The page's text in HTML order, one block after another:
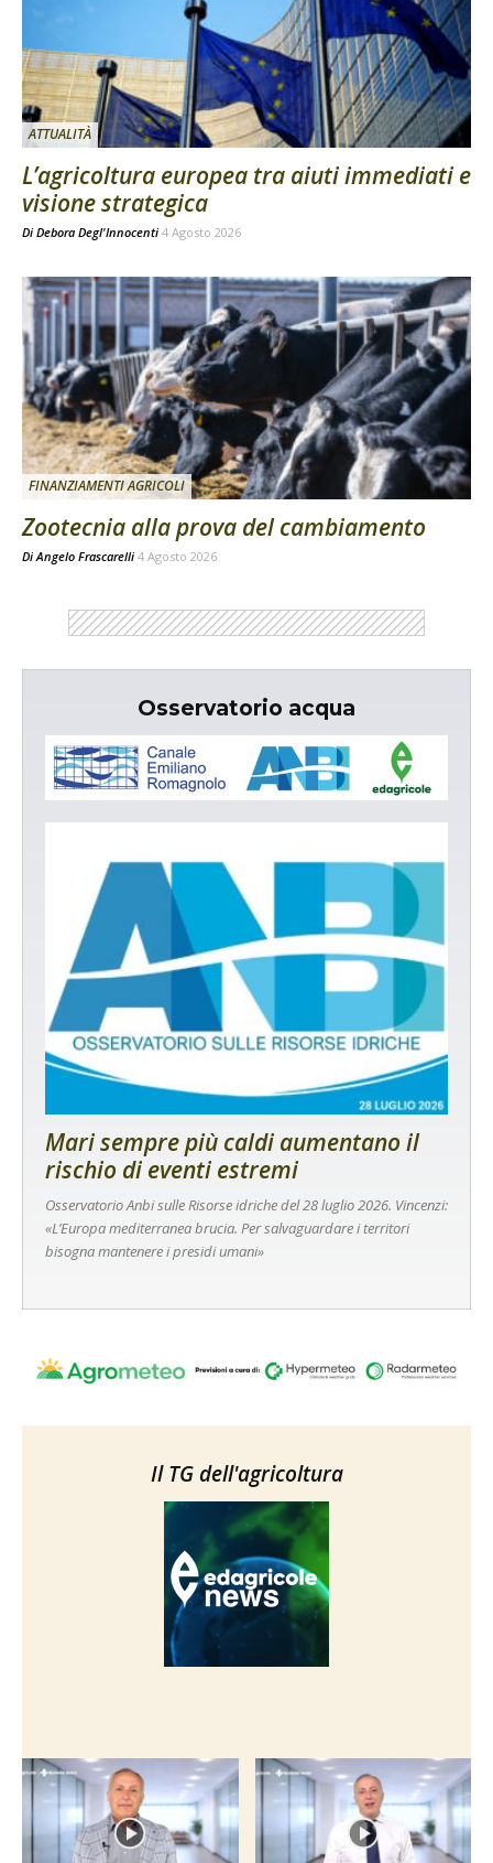
ATTUALITÀ
L’agricoltura europea tra aiuti immediati e
visione strategica
Di Debora Degl'Innocenti 4 Agosto 2026
FINANZIAMENTI AGRICOLI
Zootecnia alla prova del cambiamento
Di Angelo Frascarelli 4 Agosto 2026
Osservatorio acqua
Mari sempre più caldi aumentano il
rischio di eventi estremi
Osservatorio Anbi sulle Risorse idriche del 28 luglio 2026. Vincenzi:
«L’Europa mediterranea brucia. Per salvaguardare i territori
bisogna mantenere i presidi umani»
Il TG dell'agricoltura